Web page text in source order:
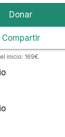
Donar
Compartir
inicio: 169€.